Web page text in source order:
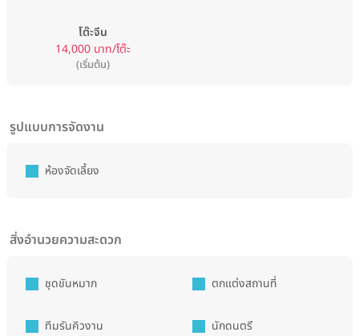
โต๊ะจีน
14,000 บาท/โต๊ะ
(เริ่มต้น)
รูปแบบการจัดงาน
ห้องจัดเลี้ยง
สิ่งอำนวยความสะดวก
ชุดขันหมาก ตกแต่งสถานที่
ทีมรันคิวงาน นักดนตรี